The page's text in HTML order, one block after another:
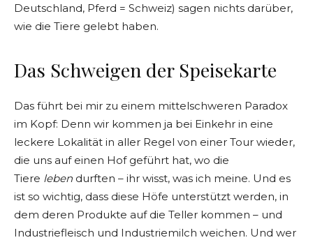
Deutschland, Pferd = Schweiz) sagen nichts darüber,
wie die Tiere gelebt haben.
Das Schweigen der Speisekarte
Das führt bei mir zu einem mittelschweren Paradox
im Kopf: Denn wir kommen ja bei Einkehr in eine
leckere Lokalität in aller Regel von einer Tour wieder,
die uns auf einen Hof geführt hat, wo die
Tiere leben durften – ihr wisst, was ich meine. Und es
ist so wichtig, dass diese Höfe unterstützt werden, in
dem deren Produkte auf die Teller kommen – und
Industriefleisch und Industriemilch weichen. Und wer